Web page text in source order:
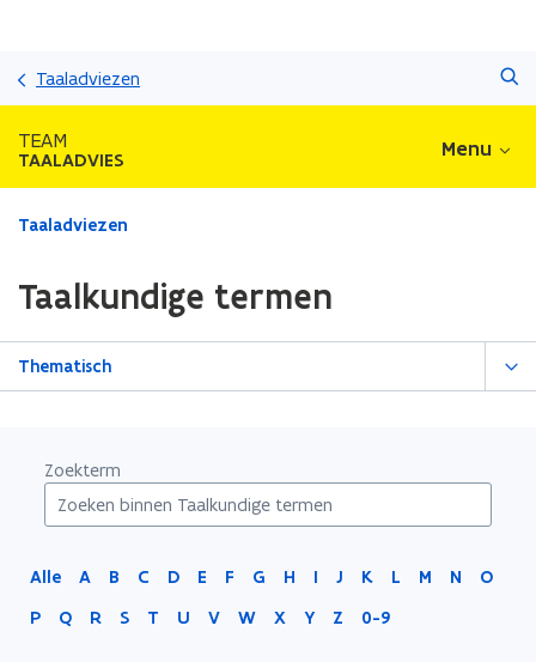
Taaladviezen
TEAM
TAALADVIES Menu
Gedaan
zich
op:
Taalkundige
Taaladviezen
Taalkundige termen
Thematisch
Zoekterm
Alle A B C D E F G H I J K L M N
O
P
Q R S T U V W X Y Z 0-9